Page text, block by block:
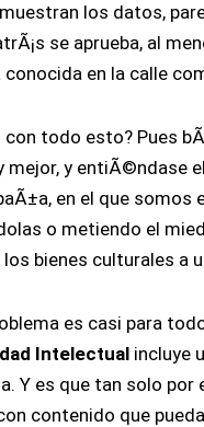
los datos,
se aprueba, al
en la calle
todo esto? Pues
mejor, y entiÃ©ndase
en el que somos
o metiendo el
bienes culturales a
es casi para
Intelectualincluye
Y es que tan solo por
contenido que